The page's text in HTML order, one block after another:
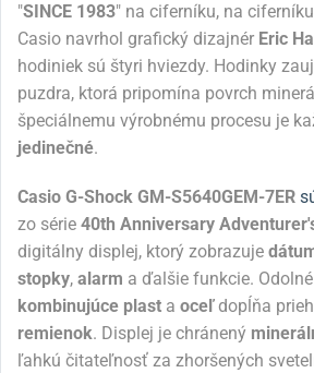
"SINCE 1983" na ciferníku, na
Casio navrhol grafický dizajnér Eric
hodiniek sú štyri hviezdy. Hodinky
puzdra, ktorá pripomína povrch
špeciálnemu výrobnému procesu je
jedinečné.
Casio G-Shock GM-S5640GEM-7ER
zo série 40th Anniversary
digitálny displej, ktorý zobrazuje
stopky, alarm a ďalšie funkcie. Odolné
kombinujúce plast a oceľdopĺňa
remienok. Displej je chránený
ľahkú čitateľnosť za zhoršených